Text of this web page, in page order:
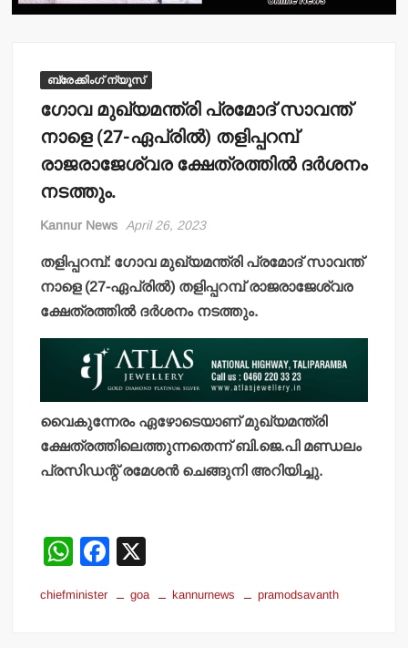
ബ്രേക്കിംഗ് ന്യൂസ്
ഗോവ മുഖ്യമന്ത്രി പ്രമോദ് സാവന്ത്
നാളെ (27-ഏപ്രില്‍) തളിപ്പറമ്പ്
രാജരാജേശ്വര ക്ഷേത്രത്തില്‍ ദര്‍ശനം
നടത്തും.
Kannur News April 26, 2023
തളിപ്പറമ്പ്: ഗോവ മുഖ്യമന്ത്രി പ്രമോദ് സാവന്ത്
നാളെ (27-ഏപ്രില്‍) തളിപ്പറമ്പ് രാജരാജേശ്വര
ക്ഷേത്രത്തില്‍ ദര്‍ശനം നടത്തും.
വൈകുന്നേരം ഏഴോടെയാണ് മുഖ്യമന്ത്രി
ക്ഷേത്രത്തിലെത്തുന്നതെന്ന് ബി.ജെ.പി മണ്ഡലം
പ്രസിഡന്റ് രമേശന്‍ ചെങ്ങുനി അറിയിച്ചു.
W
h
at
F
c
chiefminister goa kannurnews pramodsavanth